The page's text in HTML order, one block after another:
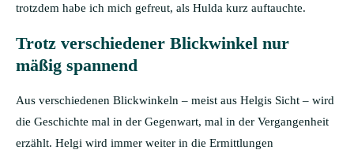
trotzdem habe ich mich gefreut, als Hulda kurz auftauchte.
Trotz verschiedener Blickwinkel nur
mäßig spannend
Aus verschiedenen Blickwinkeln – meist aus Helgis Sicht – wird
die Geschichte mal in der Gegenwart, mal in der Vergangenheit
erzählt. Helgi wird immer weiter in die Ermittlungen